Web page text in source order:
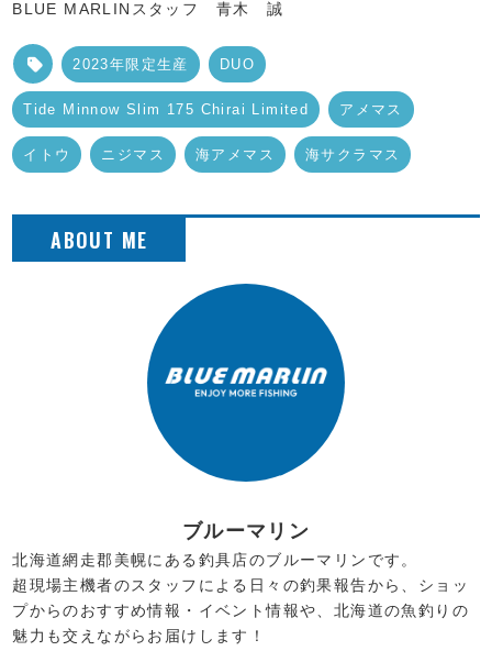
BLUE MARLINスタッフ 青木 誠
2023年限定生産 DUO
Tide Minnow Slim 175 Chirai Limited アメマス
イトウ ニジマス 海アメマス 海サクラマス
ブルーマリン
北海道網走郡美幌にある釣具店のブルーマリンです。
超現場主機者のスタッフによる日々の釣果報告から、ショッ
プからのおすすめ情報・イベント情報や、北海道の魚釣りの
魅力も交えながらお届けします！